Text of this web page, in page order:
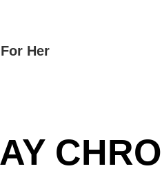
For Her